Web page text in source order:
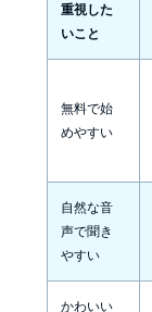
重視した
いこと
無料で始
めやすい
自然な音
声で聞き
やすい
かわいい